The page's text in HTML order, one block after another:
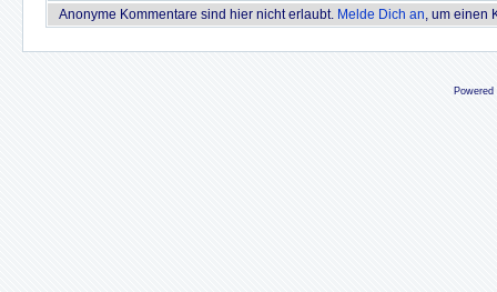
Anonyme Kommentare sind hier nicht erlaubt. Melde Dich an, um einen